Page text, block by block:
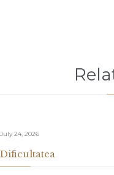
July 24, 2026
Dificultatea